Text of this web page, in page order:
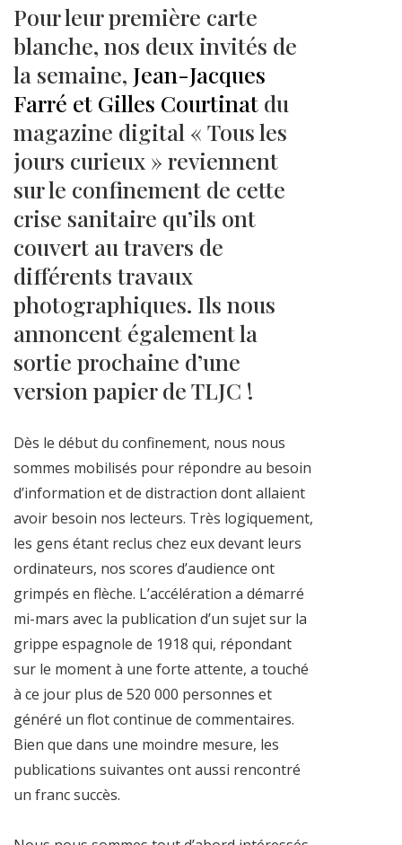
Pour leur première carte
blanche, nos deux invités de
la semaine, Jean-Jacques
Farré et Gilles Courtinat du
magazine digital « Tous les
jours curieux » reviennent
sur le confinement de cette
crise sanitaire qu’ils ont
couvert au travers de
différents travaux
photographiques. Ils nous
annoncent également la
sortie prochaine d’une
version papier de TLJC !
Dès le début du confinement, nous nous
sommes mobilisés pour répondre au besoin
d’information et de distraction dont allaient
avoir besoin nos lecteurs. Très logiquement,
les gens étant reclus chez eux devant leurs
ordinateurs, nos scores d’audience ont
grimpés en flèche. L’accélération a démarré
mi-mars avec la publication d’un sujet sur la
grippe espagnole de 1918 qui, répondant
sur le moment à une forte attente, a touché
à ce jour plus de 520 000 personnes et
généré un flot continue de commentaires.
Bien que dans une moindre mesure, les
publications suivantes ont aussi rencontré
un franc succès.